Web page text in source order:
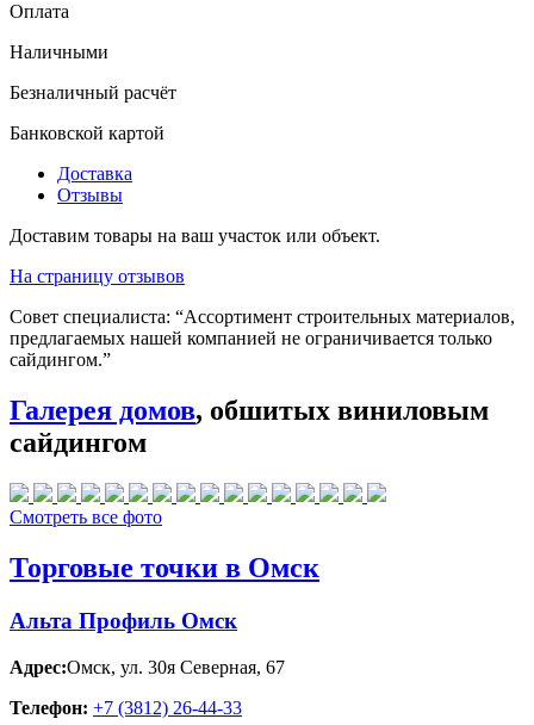
Оплата
Наличными
Безналичный расчёт
Банковской картой
Доставка
Отзывы
Доставим товары на ваш участок или объект.
На страницу отзывов
Совет специалиста: “Ассортимент строительных материалов,
предлагаемых нашей компанией не ограничивается только
сайдингом.”
Галерея домов, обшитых виниловым
сайдингом
Смотреть все фото
Торговые точки в Омск
Альта Профиль Омск
Адрес:Омск, ул. 30я Северная, 67
Телефон: +7 (3812) 26‑44-33